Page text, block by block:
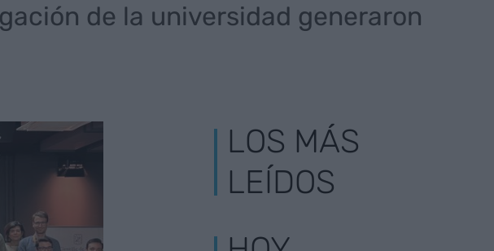
de la universidad generaron
LOS MÁS
LEÍDOS